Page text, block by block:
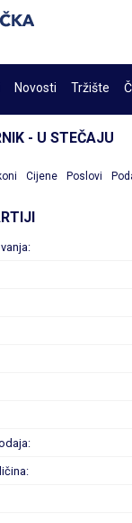
Novosti Tržište
- U STEČAJU
Cijene Poslovi